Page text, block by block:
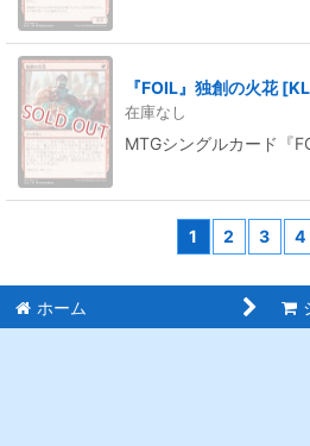
『FOIL』独創の火花 [
在庫なし
MTGシングルカード『
1 2 3 4
ホーム